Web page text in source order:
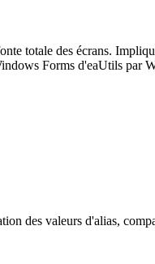
totale des écrans.
Forms d'eaUtils par
des valeurs d'alias,